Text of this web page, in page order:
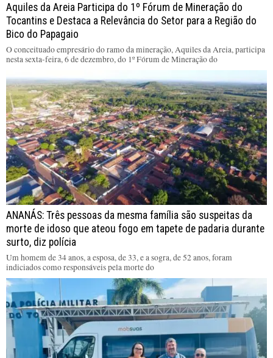
Aquiles da Areia Participa do 1º Fórum de Mineração do
Tocantins e Destaca a Relevância do Setor para a Região do
Bico do Papagaio
O conceituado empresário do ramo da mineração, Aquiles da Areia, participa
nesta sexta-feira, 6 de dezembro, do 1º Fórum de Mineração do
ANANÁS: Três pessoas da mesma família são suspeitas da
morte de idoso que ateou fogo em tapete de padaria durante
surto, diz polícia
Um homem de 34 anos, a esposa, de 33, e a sogra, de 52 anos, foram
indiciados como responsáveis pela morte do